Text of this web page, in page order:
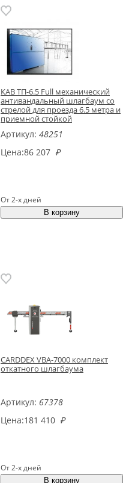
КАВ ТП-6.5 Full механический
антивандальный шлагбаум со
стрелой для проезда 6.5 метра и
приемной стойкой
Артикул: 48251
Цена:86 207 ₽
От 2-х дней
CARDDEX VBA-7000 комплект
откатного шлагбаума
Артикул: 67378
Цена:181 410 ₽
От 2-х дней